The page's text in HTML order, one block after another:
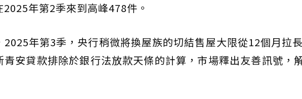
年第2季來到高峰478件。
2025年第3季，央行稍微將換屋族的切結售屋大限從12個月拉
青安貸款排除於銀行法放款天條的計算，市場釋出友善訊號，